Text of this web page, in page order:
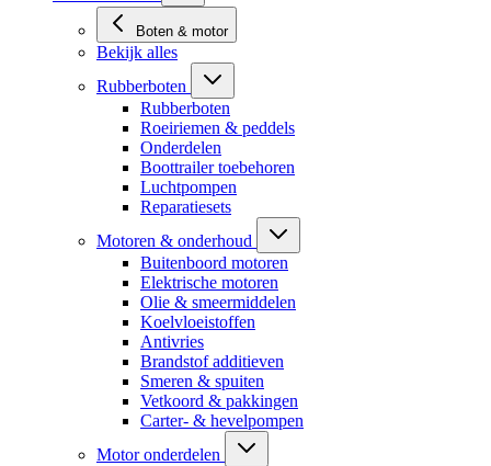
Boten & motor
Bekijk alles
Rubberboten
Rubberboten
Roeiriemen & peddels
Onderdelen
Boottrailer toebehoren
Luchtpompen
Reparatiesets
Motoren & onderhoud
Buitenboord motoren
Elektrische motoren
Olie & smeermiddelen
Koelvloeistoffen
Antivries
Brandstof additieven
Smeren & spuiten
Vetkoord & pakkingen
Carter- & hevelpompen
Motor onderdelen